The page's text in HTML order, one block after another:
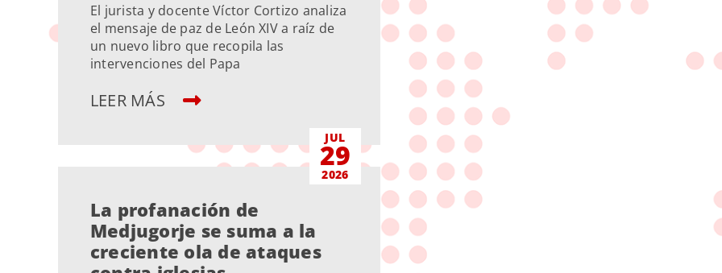
El jurista y docente Víctor Cortizo analiza
el mensaje de paz de León XIV a raíz de
un nuevo libro que recopila las
intervenciones del Papa
LEER MÁS
JUL
29
2026
La profanación de
Medjugorje se suma a la
creciente ola de ataques